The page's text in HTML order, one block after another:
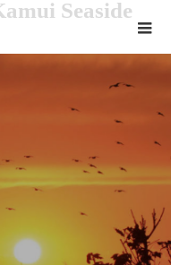
Seaside